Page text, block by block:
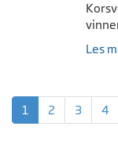
Les
1 2 3 4